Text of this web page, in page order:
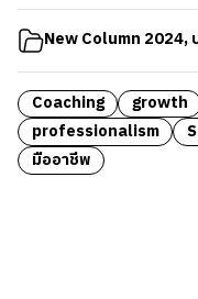
New Column 2024,
Coaching growth
professionalism
มืออาชีพ